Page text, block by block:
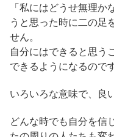
「私にはどうせ無理か
うと思った時に二の足
せん。
自分にはできると思う
できるようになるので
いろいろな意味で、良
どんな時でも自分を信